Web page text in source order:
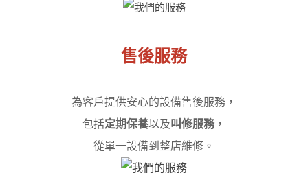
售後服務
為客戶提供安心的設備售後服務，
包括定期保養以及叫修服務 ，
從單一設備到整店維修。